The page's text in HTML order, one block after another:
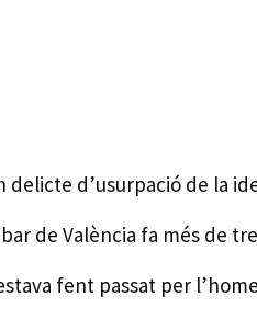
delicte d’usurpació de la
de València fa més de
fent passat per